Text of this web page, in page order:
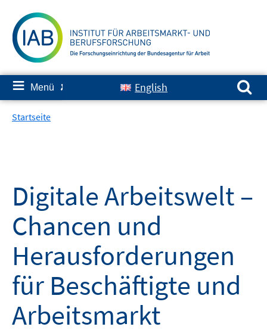
zum
Inhalt
≡ Menü ✘ English
Suchen nach:
Startseite
Digitale Arbeitswelt –
Chancen und
Herausforderungen
für Beschäftigte und
Arbeitsmarkt